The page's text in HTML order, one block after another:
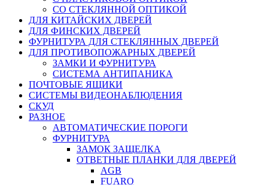
СО СТЕКЛЯННОЙ ОПТИКОЙ
ДЛЯ КИТАЙСКИХ ДВЕРЕЙ
ДЛЯ ФИНСКИХ ДВЕРЕЙ
ФУРНИТУРА ДЛЯ СТЕКЛЯННЫХ ДВЕРЕЙ
ДЛЯ ПРОТИВОПОЖАРНЫХ ДВЕРЕЙ
ЗАМКИ И ФУРНИТУРА
СИСТЕМА АНТИПАНИКА
ПОЧТОВЫЕ ЯЩИКИ
СИСТЕМЫ ВИДЕОНАБЛЮДЕНИЯ
СКУД
РАЗНОЕ
АВТОМАТИЧЕСКИЕ ПОРОГИ
ФУРНИТУРА
ЗАМОК ЗАЩЕЛКА
ОТВЕТНЫЕ ПЛАНКИ ДЛЯ ДВЕРЕЙ
AGB
FUARO